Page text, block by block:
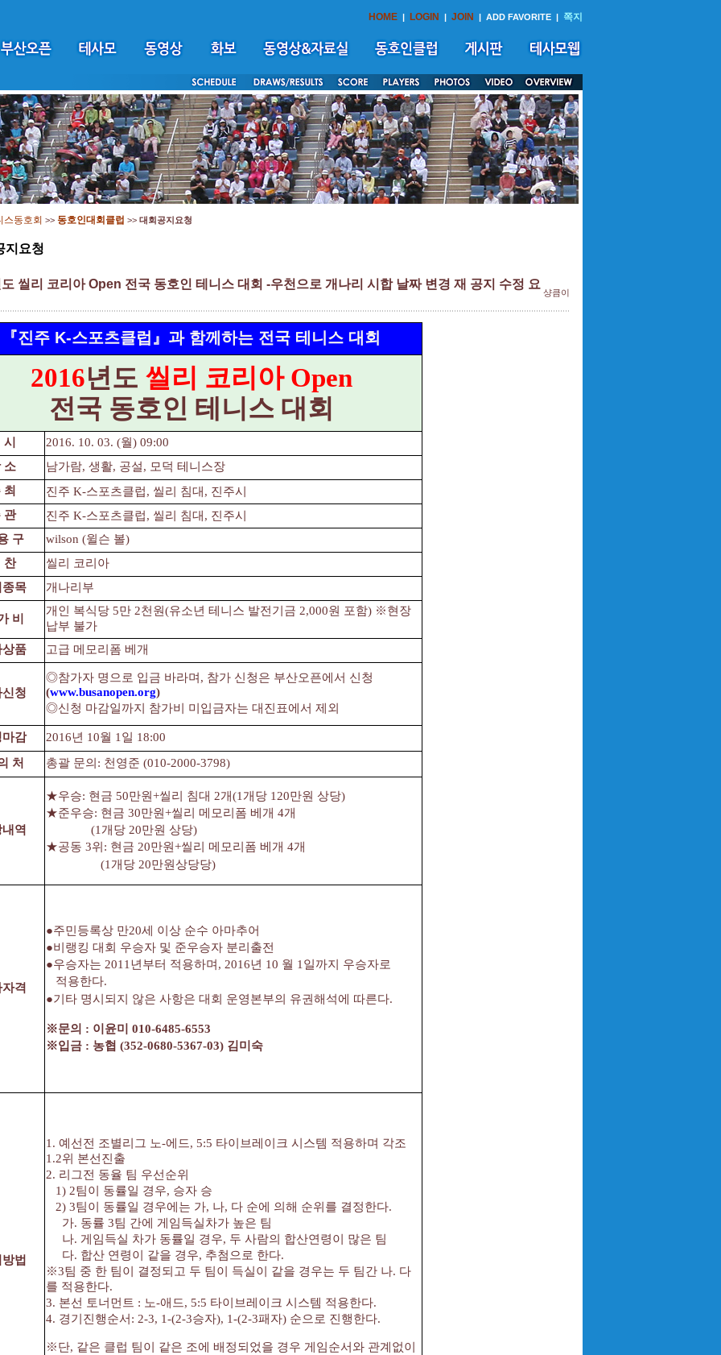
HOME | LOGIN | JOIN | ADD FAVORITE | 쪽지
스동호회 >> 동호인대회클럽 >> 대회공지요청
지요청
씰리 코리아 Open 전국 동호인 테니스 대회 -우천으로 개나리 시합 날짜 변경 재 공지 수정 요
샹큼이
『진주 K-스포츠클럽』과 함께하는 전국 테니스 대회
2016년도 씰리 코리아 Open
전국 동호인 테니스 대회
2016. 10. 03. (월) 09:00
소
남가람, 생활, 공설, 모덕 테니스장
최
진주 K-스포츠클럽, 씰리 침대, 진주시
관
진주 K-스포츠클럽, 씰리 침대, 진주시
구
wilson (윌슨 볼)
찬
씰리 코리아
종목
개나리부
비
개인 복식당 5만 2천원(유소년 테니스 발전기금 2,000원 포함) ※현장
납부 불가
상품
고급 메모리폼 베개
청
◎참가자 명으로 입금 바라며, 참가 신청은 부산오픈에서 신청
(www.busanopen.org)
◎신청 마감일까지 참가비 미입금자는 대진표에서 제외
마감
2016년 10월 1일 18:00
처
총괄 문의: 천영준 (010-2000-3798)
역
★우승: 현금 50만원+씰리 침대 2개(1개당 120만원 상당)
★준우승: 현금 30만원+씰리 메모리폼 베개 4개
(1개당 20만원 상당)
★공동 3위: 현금 20만원+씰리 메모리폼 베개 4개
(1개당 20만원상당당)
격
●주민등록상 만20세 이상 순수 아마추어
●비랭킹 대회 우승자 및 준우승자 분리출전
●우승자는 2011년부터 적용하며, 2016년 10 월 1일까지 우승자로
적용한다.
●기타 명시되지 않은 사항은 대회 운영본부의 유권해석에 따른다.
※문의 : 이윤미 010-6485-6553
※입금 : 농협 (352-0680-5367-03) 김미숙
법
1. 예선전 조별리그 노-에드, 5:5 타이브레이크 시스템 적용하며 각조
1.2위 본선진출
2. 리그전 동율 팀 우선순위
1) 2팀이 동률일 경우, 승자 승
2) 3팀이 동률일 경우에는 가, 나, 다 순에 의해 순위를 결정한다.
가. 동률 3팀 간에 게임득실차가 높은 팀
나. 게임득실 차가 동률일 경우, 두 사람의 합산연령이 많은 팀
다. 합산 연령이 같을 경우, 추첨으로 한다.
※3팀 중 한 팀이 결정되고 두 팀이 득실이 같을 경우는 두 팀간 나. 다
를 적용한다.
3. 본선 토너먼트 : 노-애드, 5:5 타이브레이크 시스템 적용한다.
4. 경기진행순서: 2-3, 1-(2-3승자), 1-(2-3패자) 순으로 진행한다.
※단, 같은 클럽 팀이 같은 조에 배정되었을 경우 게임순서와 관계없이